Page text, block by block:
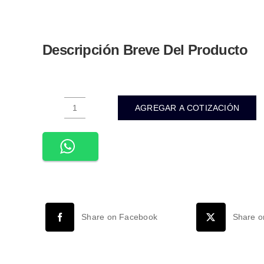
Descripción Breve Del Producto
LAMPARA
LED
3W
100-
140VCA
AGREGAR A COTIZACIÓN
Share on Facebook Share